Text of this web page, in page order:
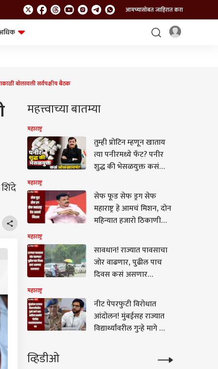
आमच्यासोबत जाहिरात करा
बोलावली सर्वपक्षीय बैठक
महत्त्वाच्या बातम्या
महाराष्ट्र
तुम्ही प्रोटिन म्हणून खाताय
त्या पनीरमध्ये फॅट? पनीर
शुद्ध की भेसळयुक्त कसं
सांगितला सोपा फॉर्म्युला
महाराष्ट्र
सेफ फूड सेफ ड्रग सेफ
महाराष्ट्र हे आमचं मिशन, दोन
महिन्यात हजारो ठिकाणी
भूमिका काय?
महाराष्ट्र
सावधान! राज्यात पावसाचा
जोर वाढणार, पुढील पाच
दिवस कसं असणार
कोणता अलर्ट?
महाराष्ट्र
नीट पेपरफुटी विरोधात
आंदोलन! मुंबईसह राज्यात
विद्यार्थ्यांवरील गुन्हे मागे घ्या,
व्हिडीओ